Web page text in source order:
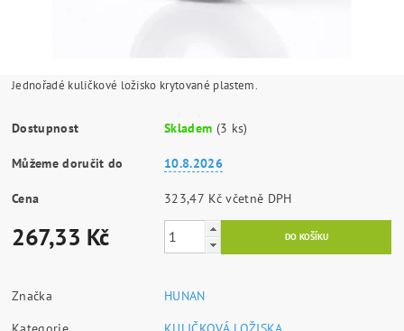
Jednořadé kuličkové ložisko krytované plastem.
Dostupnost Skladem (3 ks)
Můžeme doručit do 10.8.2026
Cena 323,47 Kč včetně DPH
267,33 Kč
Značka
HUNAN